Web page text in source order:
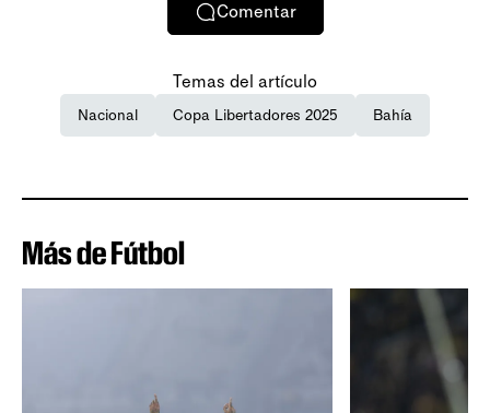
Comentar
Temas del artículo
Nacional Copa Libertadores 2025 Bahía
Más de Fútbol